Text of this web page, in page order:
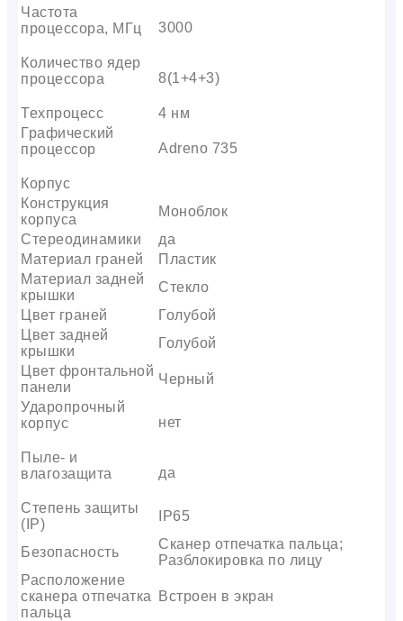
Частота
процессора, МГц
3000
Количество ядер
процессора
8(1+4+3)
Техпроцесс
4 нм
Графический
процессор
Adreno 735
Корпус
Конструкция
корпуса
Моноблок
Стереодинамики
да
Материал граней
Пластик
Материал задней
крышки
Стекло
Цвет граней
Голубой
Цвет задней
крышки
Голубой
Цвет фронтальной
панели
Черный
Ударопрочный
корпус
нет
Пыле- и
влагозащита
да
Степень защиты
(IP)
IP65
Безопасность
Сканер отпечатка пальца;
Разблокировка по лицу
Расположение
сканера отпечатка
пальца
Встроен в экран